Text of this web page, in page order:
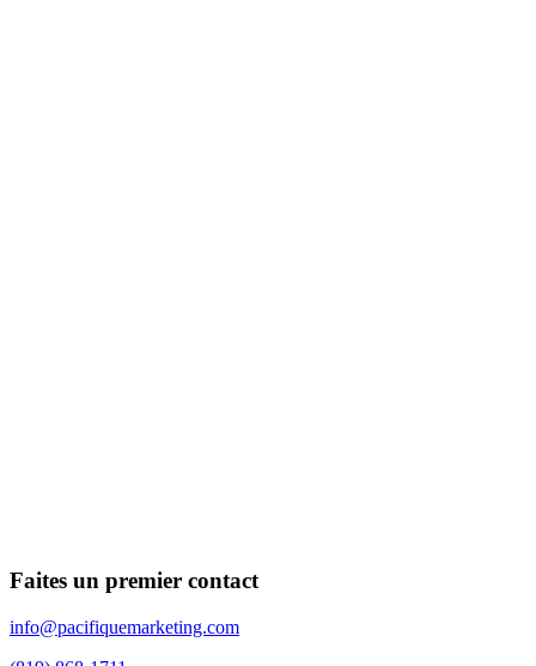
Faites un premier contact
info@pacifiquemarketing.com